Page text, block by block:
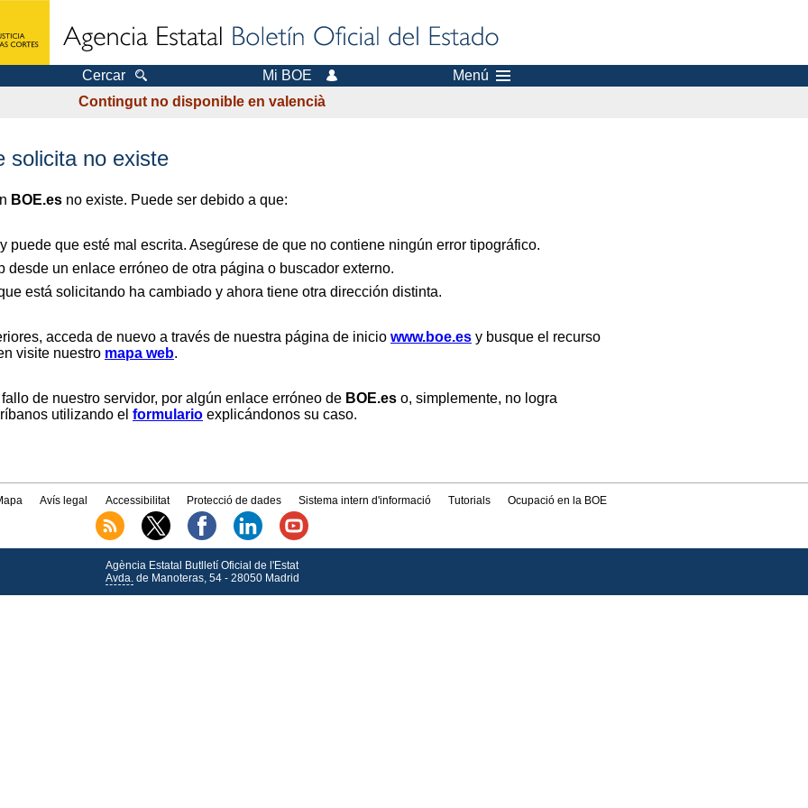
Cercar Mi BOE
Menú
Contingut no disponible en valencià
solicita no existe
BOE.es no existe. Puede ser debido a que:
puede que esté mal escrita. Asegúrese de que no contiene ningún error tipográfico.
desde un enlace erróneo de otra página o buscador externo.
está solicitando ha cambiado y ahora tiene otra dirección distinta.
acceda de nuevo a través de nuestra página de inicio www.boe.es y busque el recurso
visite nuestro mapa web.
de nuestro servidor, por algún enlace erróneo de BOE.es o, simplemente, no logra
utilizando el formulario explicándonos su caso.
Avís legal Accessibilitat Protecció de dades Sistema intern d'informació Tutorials Ocupació en la BOE
Agència Estatal Butlletí Oficial de l'Estat
Avda.de Manoteras, 54 - 28050 Madrid